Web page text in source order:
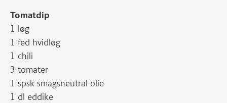
Tomatdip
1 løg
1 fed hvidløg
1 chili
3 tomater
1 spsk smagsneutral olie
1 dl eddike